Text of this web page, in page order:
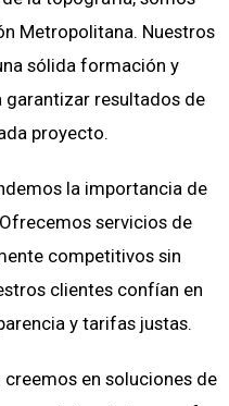
Metropolitana. Nuestros
sólida formación y
resultados de
proyecto.
la importancia de
servicios de
competitivos sin
clientes confían en
y tarifas justas.
creemos en soluciones de